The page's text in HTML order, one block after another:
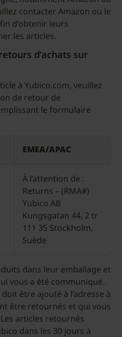
contacter Amazon ou le
d’obtenir leurs
les articles.
d’achats sur
à Yubico.com, veuillez
de retour de
le formulaire
EMEA/APAC
À l’attention de :
Returns – (RMA#)
Yubico AB
Kungsgatan 44, 2 tr
111 35 Stockholm,
Suède
dans leur emballage et
vous a été communiqué.
être ajouté à l’adresse à
être retournés et qui vous
articles retournés
dans les 30 jours à